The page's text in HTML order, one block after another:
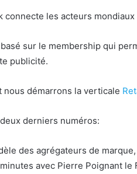
connecte les acteurs
sur le membership qui
publicité.
nous démarrons la verticale
derniers numéros:
des agrégateurs de
minutes avec Pierre Poignant